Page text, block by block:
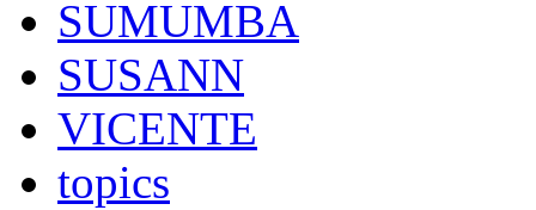
SUMUMBA
SUSANN
VICENTE
topics